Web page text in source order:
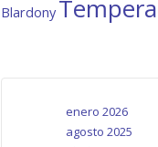
Blardony
enero 2026
agosto 2025